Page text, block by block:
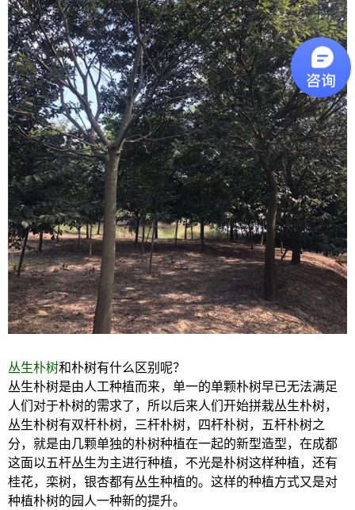
丛生朴树和朴树有什么区别呢？
丛生朴树是由人工种植而来，单一的单颗朴树早已无法满足
人们对于朴树的需求了，所以后来人们开始拼栽丛生朴树，
丛生朴树有双杆朴树，三杆朴树，四杆朴树，五杆朴树之
分，就是由几颗单独的朴树种植在一起的新型造型，在成都
这面以五杆丛生为主进行种植，不光是朴树这样种植，还有
桂花，栾树，银杏都有丛生种植的。这样的种植方式又是对
种植朴树的园人一种新的提升。